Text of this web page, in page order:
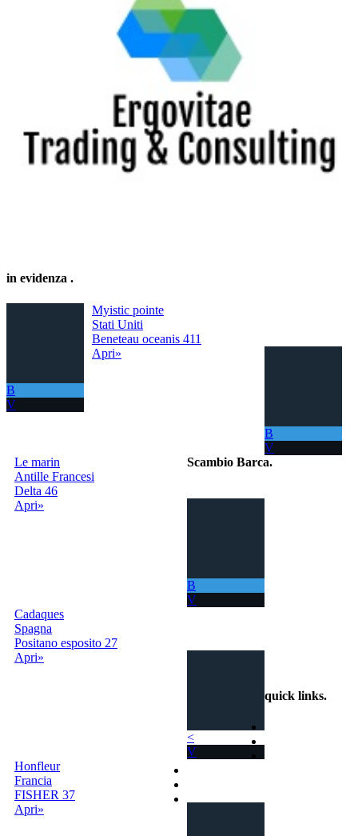
in evidenza .
B
V
Myistic pointe
Stati Uniti
Beneteau oceanis 411
Apri»
B
V
Le marin
Antille Francesi
Delta 46
Apri»
B
V
Cadaques
Spagna
Positano esposito 27
Apri»
<
V
Honfleur
Francia
FISHER 37
Apri»
Scambio Barca.
quick links.